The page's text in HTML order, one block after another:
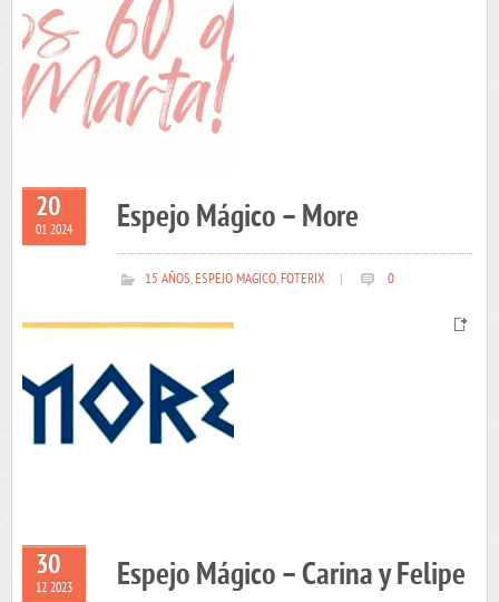
20
01 2024 Espejo Mágico – More
15 AÑOS,ESPEJO MAGICO,FOTERIX 0
30
12 2023 Espejo Mágico – Carina y Felipe